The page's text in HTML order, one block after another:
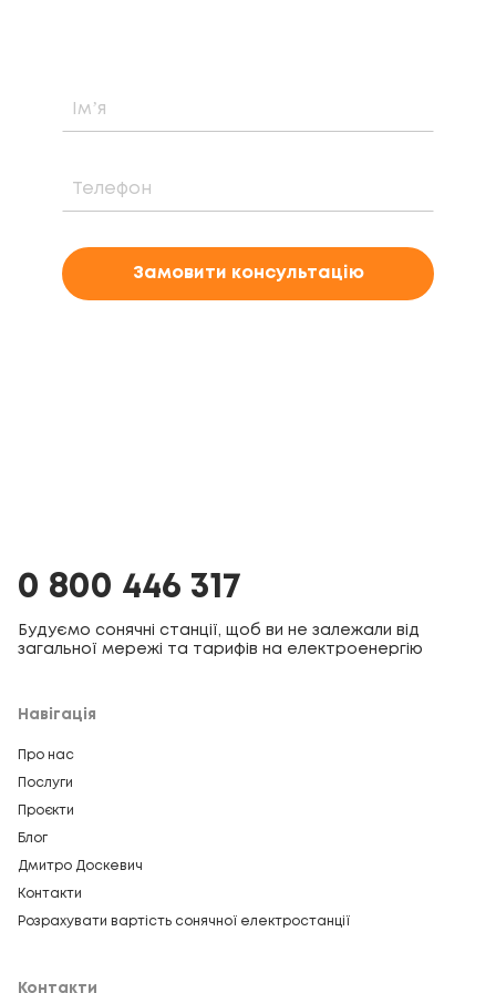
Замовити консультацію
0 800 446 317
Будуємо сонячні станції, щоб ви не залежали від
загальної мережі та тарифів на електроенергію
Навігація
Про нас
Послуги
Проєкти
Блог
Дмитро Доскевич
Контакти
Розрахувати вартість сонячної електростанції
Контакти